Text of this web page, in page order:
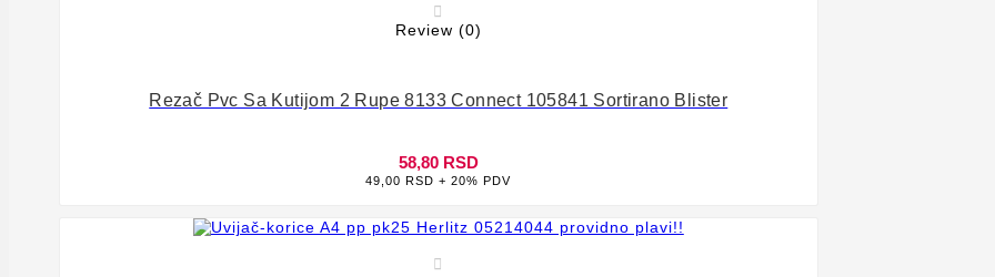
  

Review (0)
Rezač Pvc Sa Kutijom 2 Rupe 8133 Connect 105841 Sortirano Blister
58,80 RSD
49,00 RSD + 20% PDV
